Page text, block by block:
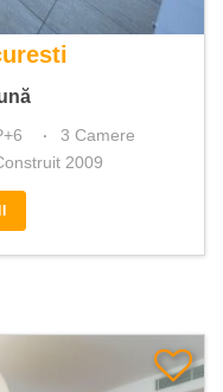
3 camere
3 Camere
2009